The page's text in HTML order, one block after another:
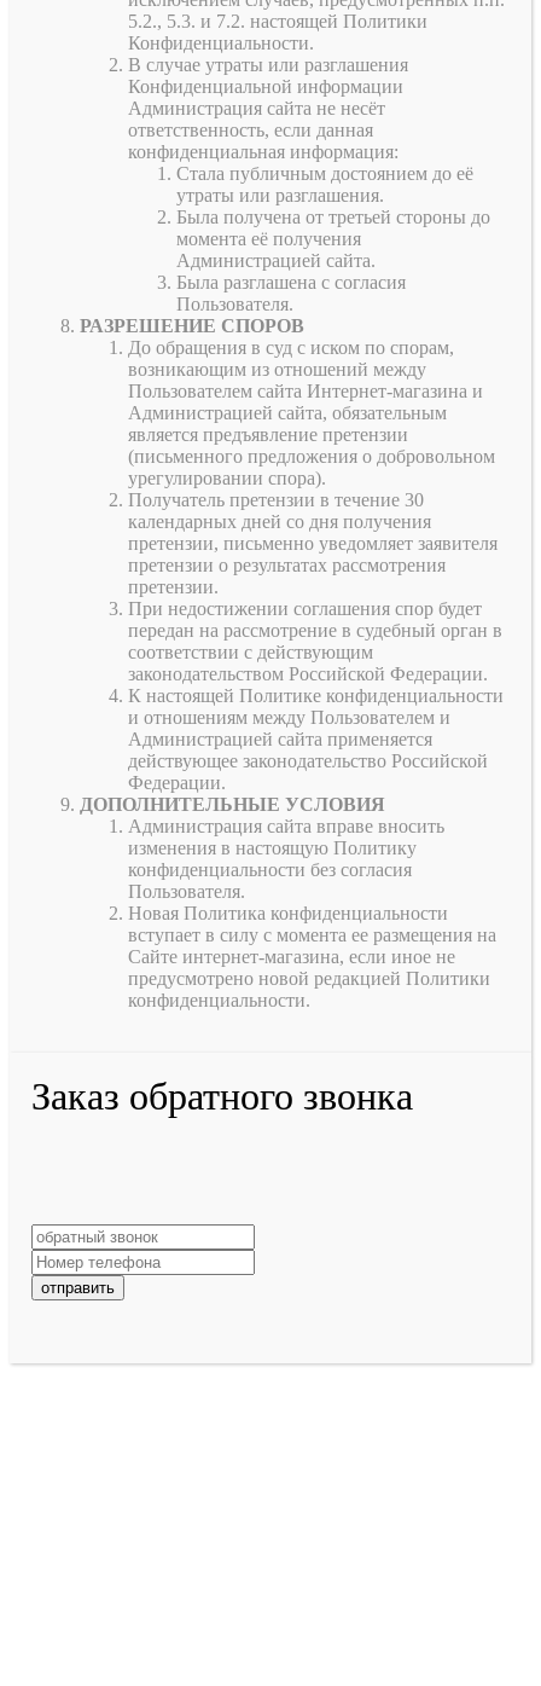
5.2., 5.3. и 7.2. настоящей Политики
Конфиденциальности.
В случае утраты или разглашения
Конфиденциальной информации
Администрация сайта не несёт
ответственность, если данная
конфиденциальная информация:
Стала публичным достоянием до её
утраты или разглашения.
Была получена от третьей стороны до
момента её получения
Администрацией сайта.
Была разглашена с согласия
Пользователя.
РАЗРЕШЕНИЕ СПОРОВ
До обращения в суд с иском по спорам,
возникающим из отношений между
Пользователем сайта Интернет-магазина и
Администрацией сайта, обязательным
является предъявление претензии
(письменного предложения о добровольном
урегулировании спора).
Получатель претензии в течение 30
календарных дней со дня получения
претензии, письменно уведомляет заявителя
претензии о результатах рассмотрения
претензии.
При недостижении соглашения спор будет
передан на рассмотрение в судебный орган в
соответствии с действующим
законодательством Российской Федерации.
К настоящей Политике конфиденциальности
и отношениям между Пользователем и
Администрацией сайта применяется
действующее законодательство Российской
Федерации.
ДОПОЛНИТЕЛЬНЫЕ УСЛОВИЯ
Администрация сайта вправе вносить
изменения в настоящую Политику
конфиденциальности без согласия
Пользователя.
Новая Политика конфиденциальности
вступает в силу с момента ее размещения на
Сайте интернет-магазина, если иное не
предусмотрено новой редакцией Политики
конфиденциальности.
Заказ обратного звонка